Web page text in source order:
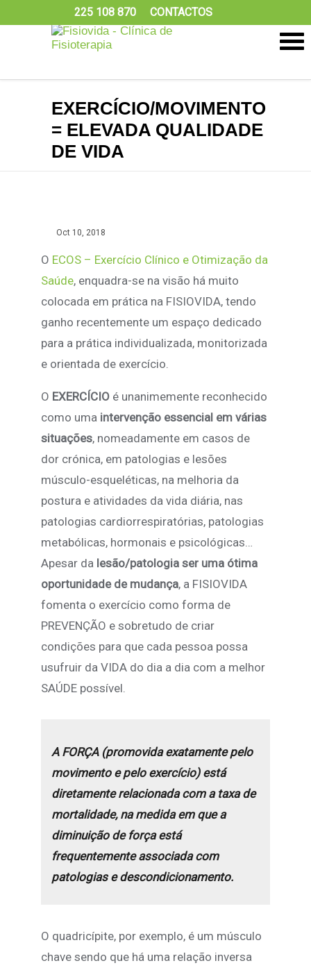
225 108 870 CONTACTOS
EXERCÍCIO/MOVIMENTO
= ELEVADA QUALIDADE
DE VIDA
Oct 10, 2018
O ECOS – Exercício Clínico e Otimização da
Saúde, enquadra-se na visão há muito
colocada em prática na FISIOVIDA, tendo
ganho recentemente um espaço dedicado
para a prática individualizada, monitorizada
e orientada de exercício.
O EXERCÍCIO é unanimemente reconhecido
como uma intervenção essencial em várias
situações, nomeadamente em casos de
dor crónica, em patologias e lesões
músculo-esqueléticas, na melhoria da
postura e atividades da vida diária, nas
patologias cardiorrespiratórias, patologias
metabólicas, hormonais e psicológicas…
Apesar da lesão/patologia ser uma ótima
oportunidade de mudança, a FISIOVIDA
fomenta o exercício como forma de
PREVENÇÃO e sobretudo de criar
condições para que cada pessoa possa
usufruir da VIDA do dia a dia com a melhor
SAÚDE possível.
A FORÇA (promovida exatamente pelo
movimento e pelo exercício) está
diretamente relacionada com a taxa de
mortalidade, na medida em que a
diminuição de força está
frequentemente associada com
patologias e descondicionamento.
O quadricípite, por exemplo, é um músculo
chave sendo que há uma relação inversa